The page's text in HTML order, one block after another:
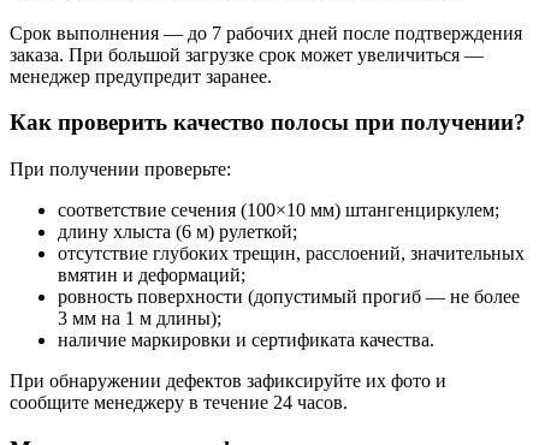
Срок выполнения — до 7 рабочих дней после подтверждения
заказа. При большой загрузке срок может увеличиться —
менеджер предупредит заранее.
Как проверить качество полосы при получении?
При получении проверьте:
соответствие сечения (100×10 мм) штангенциркулем;
длину хлыста (6 м) рулеткой;
отсутствие глубоких трещин, расслоений, значительных
вмятин и деформаций;
ровность поверхности (допустимый прогиб — не более
3 мм на 1 м длины);
наличие маркировки и сертификата качества.
При обнаружении дефектов зафиксируйте их фото и
сообщите менеджеру в течение 24 часов.